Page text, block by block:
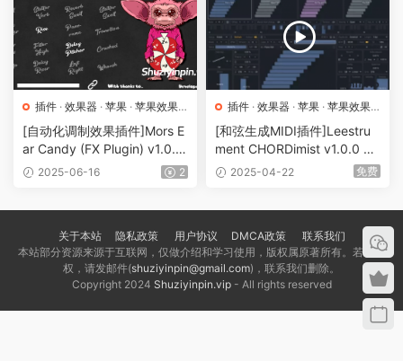
插件 · 效果器 · 苹果 · 苹果效果
[自动化调制效果插件]Mors E
ar Candy (FX Plugin) v1.0.0
[WiN, MacOSX]（65MB）
2025-06-16 2
插件 · 效果器 · 苹果 · 苹果效果
器
[和弦生成MIDI插件]Leestru
ment CHORDimist v1.0.0 b3
[WiN, MacOSX]（9.27MB）
2025-04-22 免费
关于本站 隐私政策 用户协议 DMCA政策
联系我们
本站部分资源来源于互联网，仅做介绍和学习使用，版权属原著所有。若有侵
权，请发邮件(shuziyinpin@gmail.com)，联系我们删除。
Copyright 2024 Shuziyinpin.vip- All rights reserved